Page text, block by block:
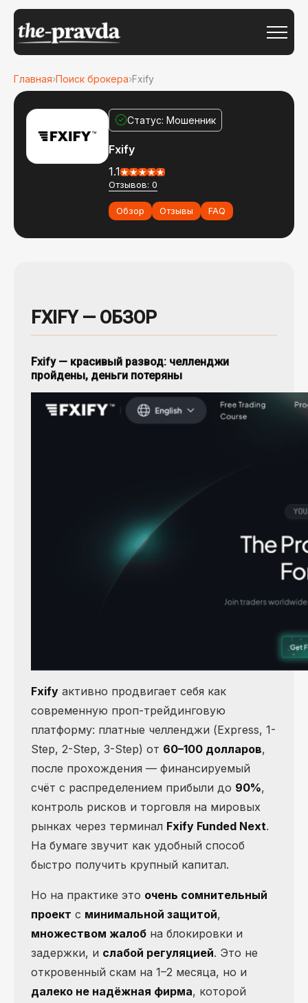
Главная›Поиск брокера›Fxify
Статус: Мошенник
Fxify
1.1
Отзывов: 0
Обзор Отзывы FAQ
FXIFY — ОБЗОР
Fxify — красивый развод: челленджи
пройдены, деньги потеряны
Fxify активно продвигает себя как
современную проп-трейдинговую
платформу: платные челленджи (Express, 1-
Step, 2-Step, 3-Step) от 60–100 долларов,
после прохождения — финансируемый
счёт с распределением прибыли до 90%,
контроль рисков и торговля на мировых
рынках через терминал Fxify Funded Next.
На бумаге звучит как удобный способ
быстро получить крупный капитал.
Но на практике это очень сомнительный
проект с минимальной защитой,
множеством жалоб на блокировки и
задержки, и слабой регуляцией. Это не
откровенный скам на 1–2 месяца, но и
далеко не надёжная фирма, которой